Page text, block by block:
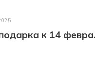
к 14